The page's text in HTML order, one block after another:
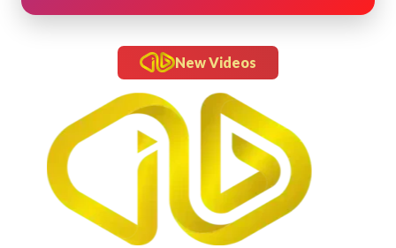
New Videos